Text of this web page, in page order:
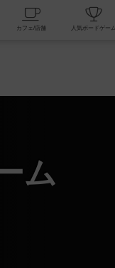
掲示板一覧 カフェ/店舗
ム